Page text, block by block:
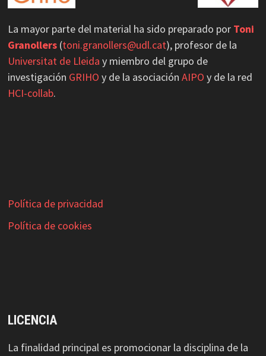
Load More
La mayor parte del material ha sido preparado por Toni
Granollers(toni.granollers@udl.cat), profesor de la
Universitat de Lleida y miembro del grupo de
investigación GRIHO y de la asociación AIPO y de la red
HCI-collab.
Política de privacidad
Política de cookies
LICENCIA
La finalidad principal es promocionar la disciplina de la